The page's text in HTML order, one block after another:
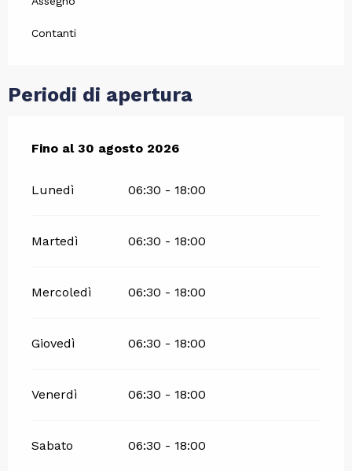
Contanti
Periodi di apertura
Dal4 luglio 2026 al30 agosto 2026
Fino al30 agosto 2026
Lunedì 06:30 - 18:00
Martedì 06:30 - 18:00
Mercoledì 06:30 - 18:00
Giovedì 06:30 - 18:00
Venerdì 06:30 - 18:00
Sabato 06:30 - 18:00